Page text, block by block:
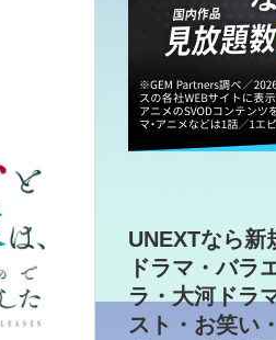
UNEXTなら新
ドラマ・バラ
ラ・大河ドラ
スト・お笑い